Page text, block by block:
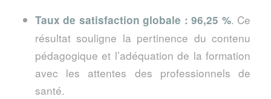
Taux de satisfaction globale : 96,25 %. Ce
résultat souligne la pertinence du contenu
pédagogique et l’adéquation de la formation
avec les attentes des professionnels de
santé.